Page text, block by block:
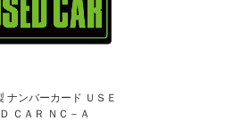
ナンバーカード ＵＳＥ
Ｄ ＣＡＲ ＮＣ－Ａ